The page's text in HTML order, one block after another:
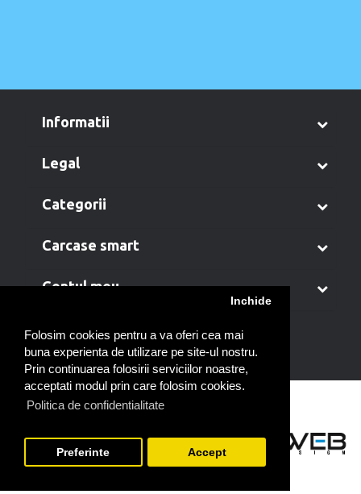
Folosim cookies pentru a va oferi cea mai
buna experienta de utilizare pe site-ul nostru.
Prin continuarea folosirii serviciilor noastre,
acceptati modul prin care folosim cookies.
Politica de confidentialitate
Inchide
Preferinte Accept
informatii
legal
categorii
carcase smart
contul meu